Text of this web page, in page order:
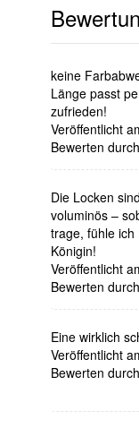
keine
Länge passt
zufrieden!
Veröffentlicht
Bewerten durch
Die Locken
voluminös –
trage, fühle ich
Königin!
Veröffentlicht
Bewerten durch
Eine wirklich
Veröffentlicht
Bewerten durch